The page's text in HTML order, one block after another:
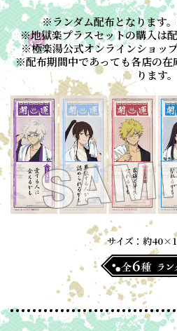
※ランダム配布となります。
※地獄楽プラスセットの購入は
※極楽湯公式オンラインショップ
※配布期間中であっても各店の在
ります。
サイズ：約